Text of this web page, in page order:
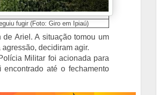
fugir (Foto: Giro em Ipiaú)
Ariel. A situação tomou um
decidiram agir.
Militar foi acionada para
até o fechamento